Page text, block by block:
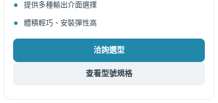
提供多種輸出介面選擇
體積輕巧、安裝彈性高
洽詢選型
查看型號規格